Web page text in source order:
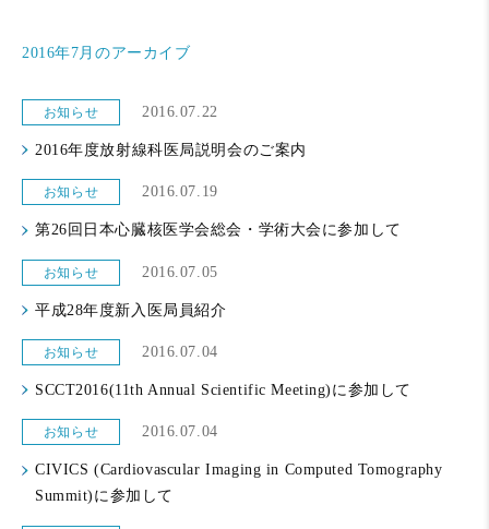
2016年7月のアーカイブ
お知らせ 2016.07.22
2016年度放射線科医局説明会のご案内
お知らせ 2016.07.19
第26回日本心臓核医学会総会・学術大会に参加して
お知らせ 2016.07.05
平成28年度新入医局員紹介
お知らせ 2016.07.04
SCCT2016(11th Annual Scientific Meeting)に参加して
お知らせ 2016.07.04
CIVICS (Cardiovascular Imaging in Computed Tomography
Summit)に参加して